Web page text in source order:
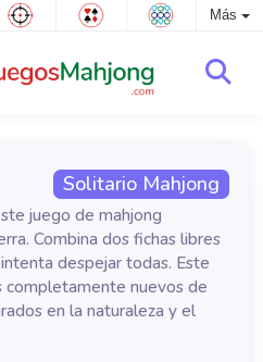
Más
Solitario Mahjong
juego de mahjong
Combina dos fichas libres
despejar todas. Este
completamente nuevos de
en la naturaleza y el